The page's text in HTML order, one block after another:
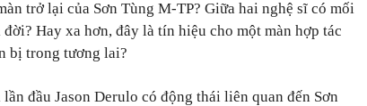
trở lại của Sơn Tùng M-TP? Giữa hai nghệ sĩ có mối
Hay xa hơn, đây là tín hiệu cho một màn hợp tác
bị trong tương lai?
đầu Jason Derulo có động thái liên quan đến Sơn